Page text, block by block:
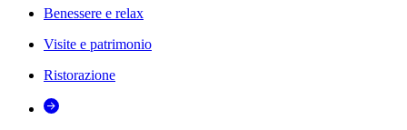
Benessere e relax
Visite e patrimonio
Ristorazione